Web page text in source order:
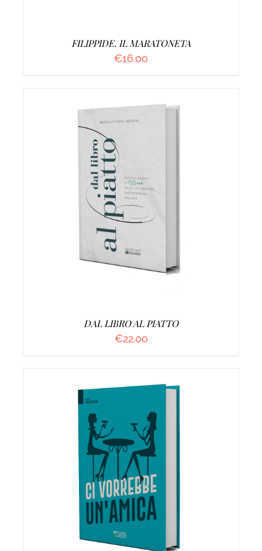
FILIPPIDE. IL MARATONETA
€16.00
AGGIUNGI AL CARRELLO
DAL LIBRO AL PIATTO
€22.00
AGGIUNGI AL CARRELLO /